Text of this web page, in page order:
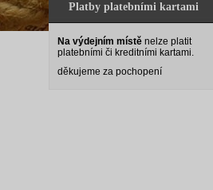
Platby platebními kartami
Na výdejním místě nelze platit
platebními či kreditními kartami.
děkujeme za pochopení